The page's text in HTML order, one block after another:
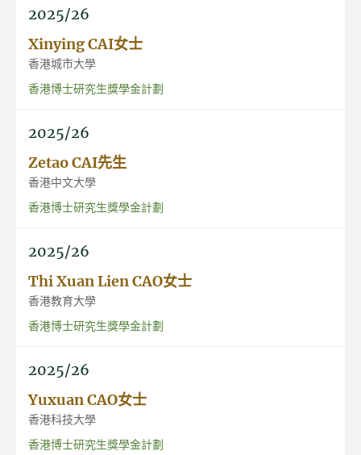
2025/26
Xinying CAI女士
香港城市大學
香港博士研究生獎學金計劃
2025/26
Zetao CAI先生
香港中文大學
香港博士研究生獎學金計劃
2025/26
Thi Xuan Lien CAO女士
香港教育大學
香港博士研究生獎學金計劃
2025/26
Yuxuan CAO女士
香港科技大學
香港博士研究生獎學金計劃